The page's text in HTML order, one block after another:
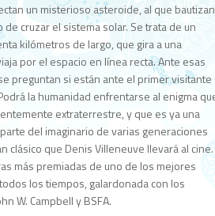
un misterioso asteroide, al que bautizan
cruzar el sistema solar. Se trata de un
kilómetros de largo, que gira a una
por el espacio en línea recta. Ante esas
preguntan si están ante el primer visitante
la humanidad enfrentarse al enigma
extraterrestre, y que es ya una
del imaginario de varias generaciones
clásico que Denis Villeneuve llevará al cine.
más premiadas de uno de los mejores
los tiempos, galardonada con los
W. Campbell y BSFA.